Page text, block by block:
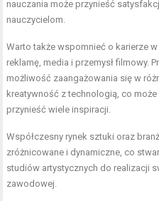
nauczania może przynieść
nauczycielom.
Warto także wspomnieć o karierze
reklamę, media i przemysł filmowy.
możliwość zaangażowania się w
kreatywność z technologią, co
przynieść wiele inspiracji.
Współczesny rynek sztuki oraz
zróżnicowane i dynamiczne, co
studiów artystycznych do realizacji
zawodowej.